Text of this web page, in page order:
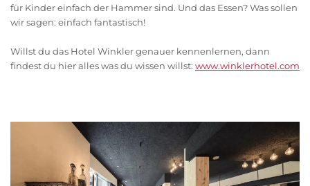
für Kinder einfach der Hammer sind. Und das Essen? Was sollen
wir sagen: einfach fantastisch!
Willst du das Hotel Winkler genauer kennenlernen, dann
findest du hier alles was du wissen willst: www.winklerhotel.com